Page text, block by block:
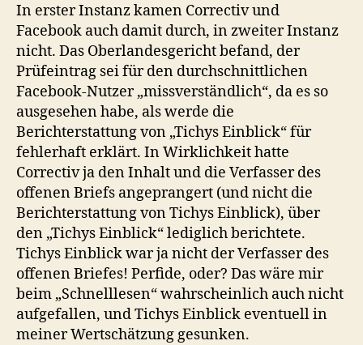
In erster Instanz kamen Correctiv und
Facebook auch damit durch, in zweiter Instanz
nicht. Das Oberlandesgericht befand, der
Prüfeintrag sei für den durchschnittlichen
Facebook-Nutzer „missverständlich“, da es so
ausgesehen habe, als werde die
Berichterstattung von „Tichys Einblick“ für
fehlerhaft erklärt. In Wirklichkeit hatte
Correctiv ja den Inhalt und die Verfasser des
offenen Briefs angeprangert (und nicht die
Berichterstattung von Tichys Einblick), über
den „Tichys Einblick“ lediglich berichtete.
Tichys Einblick war ja nicht der Verfasser des
offenen Briefes! Perfide, oder? Das wäre mir
beim „Schnelllesen“ wahrscheinlich auch nicht
aufgefallen, und Tichys Einblick eventuell in
meiner Wertschätzung gesunken.